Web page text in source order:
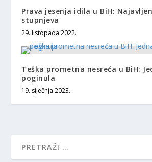
Prava jesenja idila u BiH:
stupnjeva
29. listopada 2022.
Teška prometna nesreća u BiH:
poginula
19. siječnja 2023.